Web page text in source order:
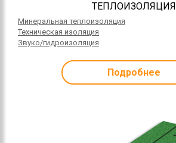
ТЕПЛОИЗОЛЯЦИЯ
Минеральная теплоизоляция
Техническая изоляция
Звуко/гидроизоляция
Подробнее